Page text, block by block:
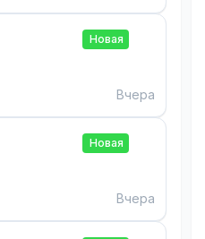
Новая
Вчера
Новая
Вчера